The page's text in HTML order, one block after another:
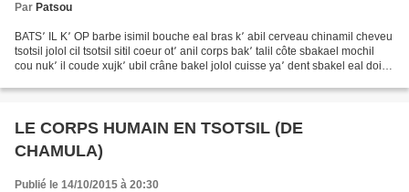
Par Patsou
BATS՚ IL K՚ OP barbe isimil bouche eal bras k՚ abil cerveau chinamil cheveu
tsotsil jolol cil tsotsil sitil coeur ot՚ anil corps bak՚ talil côte sbakael mochil
cou nuk՚ il coude xujk՚ ubil crâne bakel jolol cuisse ya՚ dent sbakel eal doigt
LE CORPS HUMAIN EN TSOTSIL (DE
CHAMULA)
Publié le 14/10/2015 à 20:30